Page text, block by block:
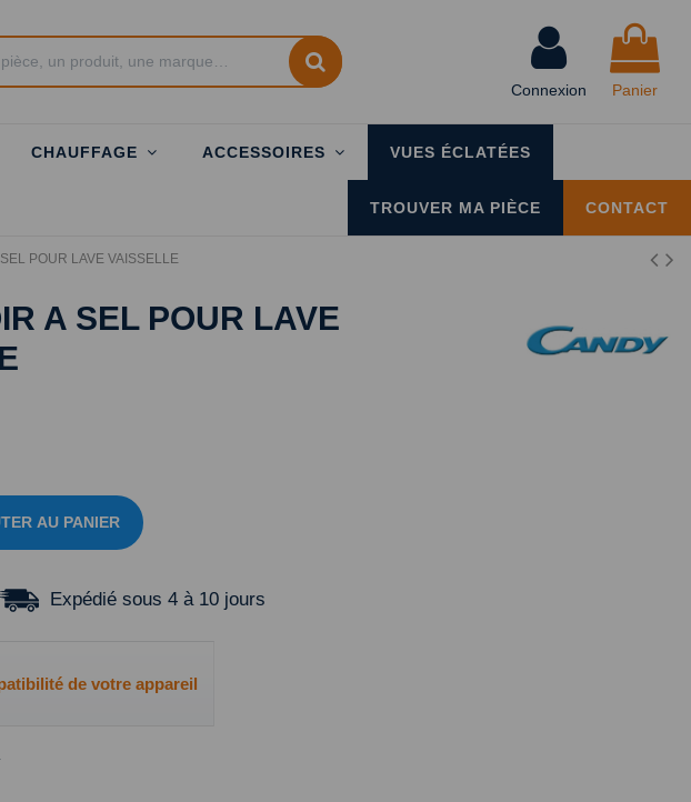
Connexion Panier
CHAUFFAGE ACCESSOIRES VUES ÉCLATÉES
CONTACT
TROUVER MA PIÈCE
POUR LAVE VAISSELLE
A SEL POUR LAVE
AU PANIER
Expédié sous 4 à 10 jours
de votre appareil